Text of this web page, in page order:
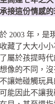
接這份情感的
2003 年，是
藏了大大小
屬於孩提時
像的不同，
讓她碰觸玩
能因此不讓